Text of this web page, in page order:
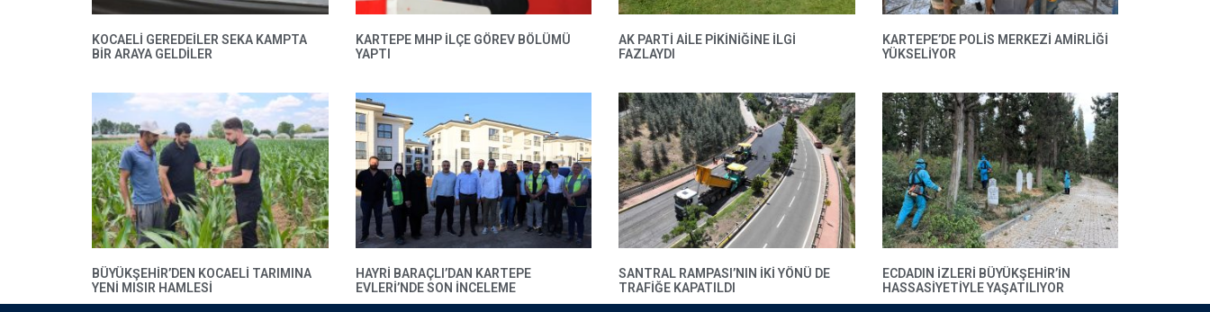
KOCAELİ GEREDEİLER SEKA KAMPTA
BİR ARAYA GELDİLER
KARTEPE MHP ILÇE GÖREV BÖLÜMÜ
YAPTI
AK PARTI AILE PIKINIĞINE İLGI
FAZLAYDI
KARTEPE’DE POLIS MERKEZI AMIRLIĞI
YÜKSELIYOR
BÜYÜKŞEHIR’DEN KOCAELI TARIMINA
YENI MISIR HAMLESI
HAYRI BARAÇLI’DAN KARTEPE
EVLERI’NDE SON INCELEME
SANTRAL RAMPASI’NIN IKI YÖNÜ DE
TRAFIĞE KAPATILDI
ECDADIN IZLERI BÜYÜKŞEHIR’IN
HASSASIYETIYLE YAŞATILIYOR